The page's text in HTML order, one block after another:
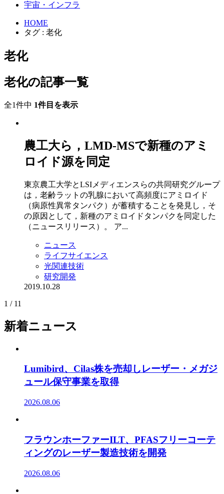
宇宙・インフラ
HOME
タグ : 老化
老化
老化の記事一覧
全1件中 1件目を表示
農工大ら，LMD-MSで新種のアミ
ロイド源を同定
東京農工大学とLSIメディエンスらの共同研究グループ
は，老齢ラットの乳腺において高頻度にアミロイド
（病原性異常タンパク）が蓄積することを発見し，そ
の原因として，新種のアミロイドタンパクを同定した
（ニュースリリース）。 ア...
ニュース
ライフサイエンス
光関連技術
研究開発
2019.10.28
1 / 11
新着ニュース
Lumibird、Cilas株を売却しレーザー・メガジ
ュール保守事業を取得
2026.08.06
フラウンホーファーILT、PFASフリーコーテ
ィングのレーザー製造技術を開発
2026.08.06